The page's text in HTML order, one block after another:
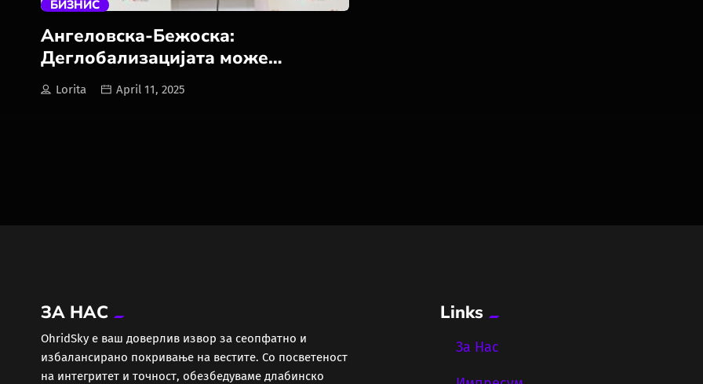
БИЗНИС
Ангеловска-Бежоска:
Деглобализацијата може
неповолно да се одрази и на
родовата еднаквост
Lorita April 11, 2025
ЗА НАС
ОhridSky е ваш доверлив извор за сеопфатно и
избалансирано покривање на вестите. Со посветеност
на интегритет и точност, обезбедуваме длабинско
Links
За Нас